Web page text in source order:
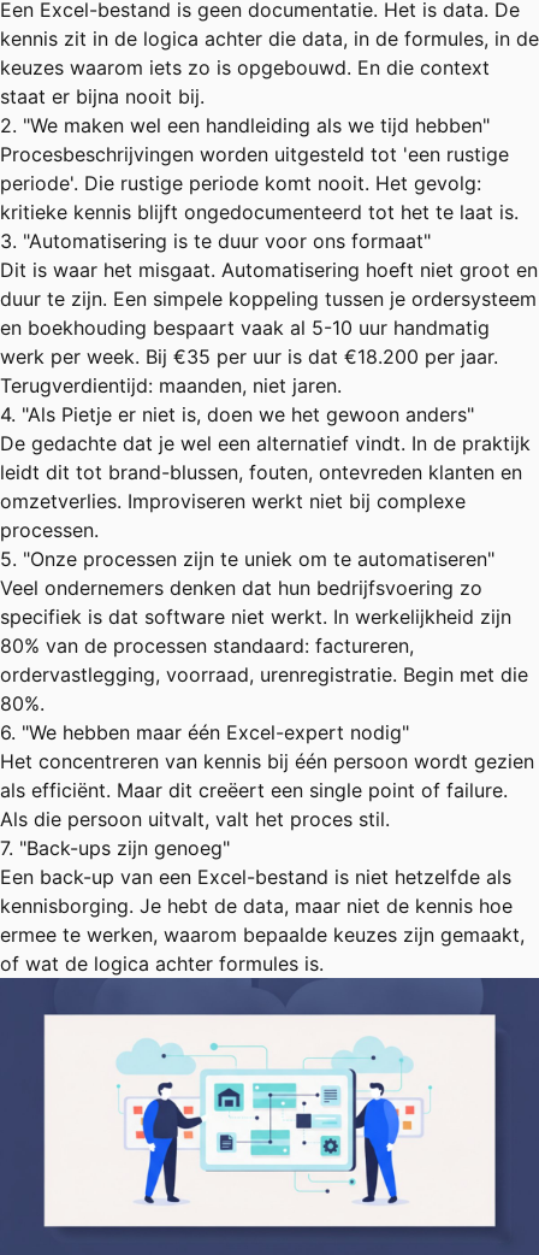
Een Excel-bestand is geen documentatie. Het is data. De
kennis zit in de logica achter die data, in de formules, in de
keuzes waarom iets zo is opgebouwd. En die context
staat er bijna nooit bij.
2. "We maken wel een handleiding als we tijd hebben"
Procesbeschrijvingen worden uitgesteld tot 'een rustige
periode'. Die rustige periode komt nooit. Het gevolg:
kritieke kennis blijft ongedocumenteerd tot het te laat is.
3. "Automatisering is te duur voor ons formaat"
Dit is waar het misgaat. Automatisering hoeft niet groot en
duur te zijn. Een simpele koppeling tussen je ordersysteem
en boekhouding bespaart vaak al 5-10 uur handmatig
werk per week. Bij €35 per uur is dat €18.200 per jaar.
Terugverdientijd: maanden, niet jaren.
4. "Als Pietje er niet is, doen we het gewoon anders"
De gedachte dat je wel een alternatief vindt. In de praktijk
leidt dit tot brand-blussen, fouten, ontevreden klanten en
omzetverlies. Improviseren werkt niet bij complexe
processen.
5. "Onze processen zijn te uniek om te automatiseren"
Veel ondernemers denken dat hun bedrijfsvoering zo
specifiek is dat software niet werkt. In werkelijkheid zijn
80% van de processen standaard: factureren,
ordervastlegging, voorraad, urenregistratie. Begin met die
80%.
6. "We hebben maar één Excel-expert nodig"
Het concentreren van kennis bij één persoon wordt gezien
als efficiënt. Maar dit creëert een single point of failure.
Als die persoon uitvalt, valt het proces stil.
7. "Back-ups zijn genoeg"
Een back-up van een Excel-bestand is niet hetzelfde als
kennisborging. Je hebt de data, maar niet de kennis hoe
ermee te werken, waarom bepaalde keuzes zijn gemaakt,
of wat de logica achter formules is.